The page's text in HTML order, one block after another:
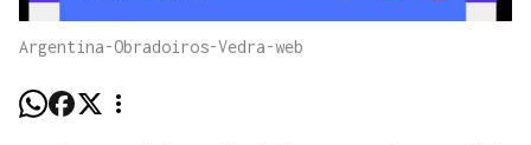
Argentina-Obradoiros-Vedra-web